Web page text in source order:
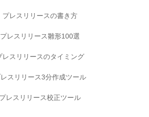
プレスリリースの書き方
プレスリリース雛形100選
レスリリースのタイミング
スリリース3分作成ツール
プレスリリース校正ツール